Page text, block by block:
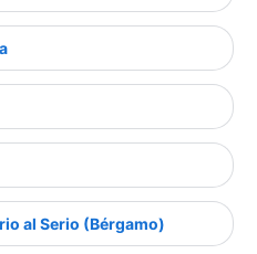
al Serio (Bérgamo)